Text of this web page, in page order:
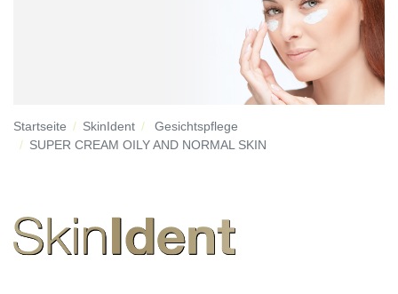
Startseite SkinIdent
Gesichtspflege
SUPER CREAM OILY AND NORMAL SKIN